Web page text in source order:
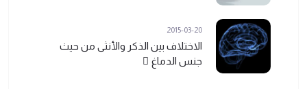
2015-03-20
الاختلاف بين الذكر والأنثى من حيث
جنس الدماغ ً